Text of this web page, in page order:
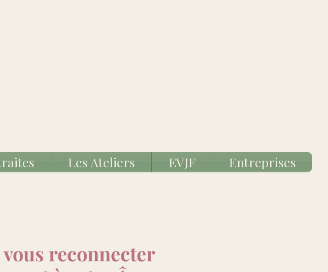
Les Ateliers EVJF Entreprises
vous reconnecter